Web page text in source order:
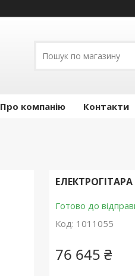
Про компанію Контакти
ЕЛЕКТРОГІТАРА
Готово до
Код: 1011055
76 645 ₴